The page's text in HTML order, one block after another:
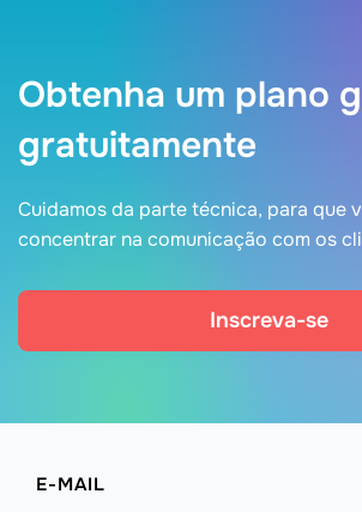
Obtenha um plano
gratuitamente
Cuidamos da parte técnica, para que
concentrar na comunicação com os
Inscreva-se
E-MAIL